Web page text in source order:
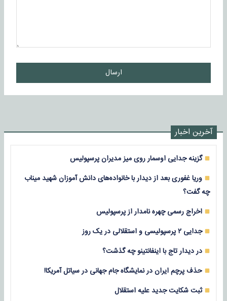
ارسال
آخرین اخبار
گزینه جدایی اوسمار روی میز مدیران پرسپولیس
وریا غفوری بعد از دیدار با خانواده‌های دانش آموزان شهید میناب
چه گفت؟
اخراج رسمی چهره نامدار از پرسپولیس
جدایی ۲ پرسپولیسی و استقلالی در یک روز
در دیدار تاج با اینفانتینو چه گذشت؟
حذف پرچم ایران در نمایشگاه جام جهانی در سیاتل آمریکا!
ثبت شکایت جدید علیه استقلال